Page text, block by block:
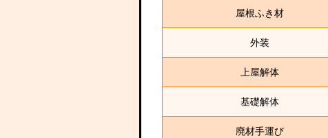
屋根ふき材
外装
上屋解体
基礎解体
廃材手運び